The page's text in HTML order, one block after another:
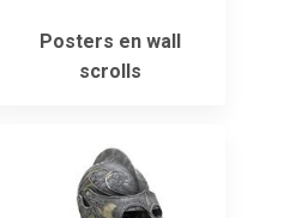
Posters en wall
scrolls